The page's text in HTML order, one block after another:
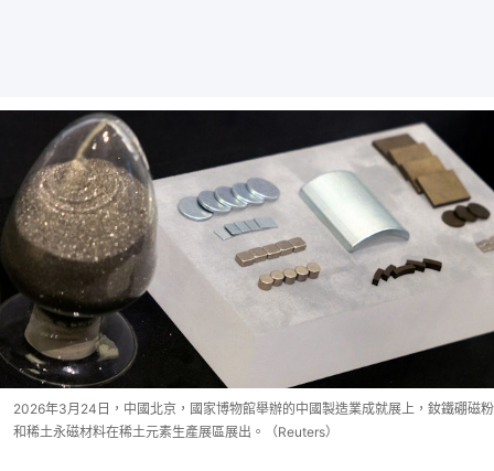
2026年3月24日，中國北京，國家博物館舉辦的中國製造業成就展上，釹鐵硼磁粉
和稀土永磁材料在稀土元素生產展區展出。（Reuters）